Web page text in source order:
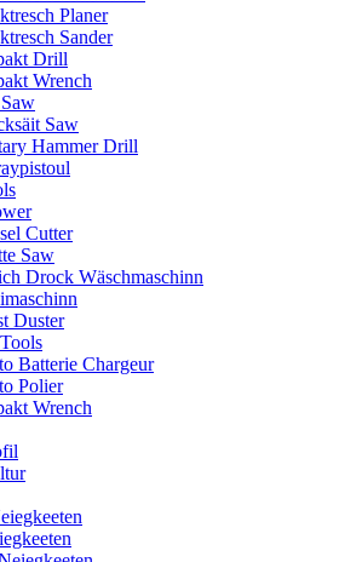
Planer
Sander
Drill
Wrench
Saw
Hammer Drill
Cutter
Saw
Drock Wäschmaschinn
Duster
Batterie Chargeur
Polier
Wrench